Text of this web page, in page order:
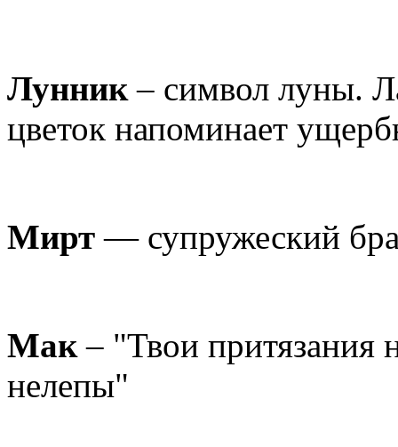
Лунник– символ луны.
цветок напоминает
Мирт — супружеский
Мак– "Твои притязания
нелепы"